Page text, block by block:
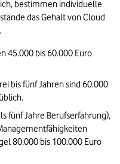
bestimmen individuelle
das Gehalt von Cloud
45.000 bis 60.000 Euro
bis fünf Jahren sind 60.000
fünf Jahre Berufserfahrung),
80.000 bis 100.000 Euro